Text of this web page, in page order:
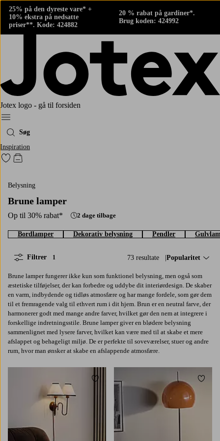
25% på den dyreste vare* +
10% ekstra på nedsatte
priser**. Kode: 424882
20 % rabat på gardiner*.
Brug koden: 424992
Jotex logo - gå til forsiden
Menu
Søg
Inspiration
Gå til favoritmarkerede produkter
Gå til indkøbskurven
Belysning
Brune lamper
Op til 30% rabat* 2 dage tilbage
Bordlamper Dekorativ belysning Pendler
73 resultate Sorter efter:
Popularitet
Filtrer 1
Brune lamper fungerer ikke kun som funktionel belysning, men også som
æstetiske tilføjelser, der kan forbedre og uddybe dit interiørdesign. De skaber
en varm, indbydende og tidløs atmosfære og har mange fordele, som gør dem
til et fremragende valg til ethvert rum i dit hjem. Brun er en neutral farve, der
harmonerer godt med mange andre farver, hvilket gør den nem at integrere i
forskellige indretningsstile. Brune lamper giver en blødere belysning
sammenlignet med lysere farver, hvilket kan være med til at skabe et mere
afslappet og behageligt miljø. De er perfekte til soveværelser, stuer og andre
rum, hvor man ønsker at skabe en afslappende atmosfære.
Tilføj til favoritter Tilføj